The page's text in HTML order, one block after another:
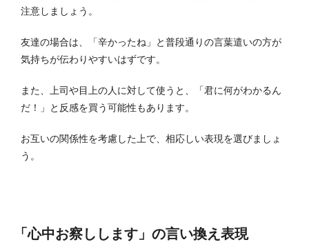
注意しましょう。
友達の場合は、「辛かったね」と普段通りの言葉遣いの方が
気持ちが伝わりやすいはずです。
また、上司や目上の人に対して使うと、「君に何がわかるん
だ！」と反感を買う可能性もあります。
お互いの関係性を考慮した上で、相応しい表現を選びましょ
う。
「心中お察しします」の言い換え表現